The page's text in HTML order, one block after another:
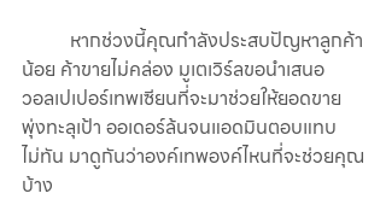
น้อย ค้าขายไม่คล่อง มูเตเวิร์ลขอนำเสนอ
วอลเปเปอร์เทพเซียนที่จะมาช่วยให้ยอดขาย
พุ่งทะลุเป้า ออเดอร์ล้นจนแอดมินตอบแทบ
ไม่ทัน มาดูกันว่าองค์เทพองค์ไหนที่จะช่วยคุณ
บ้าง